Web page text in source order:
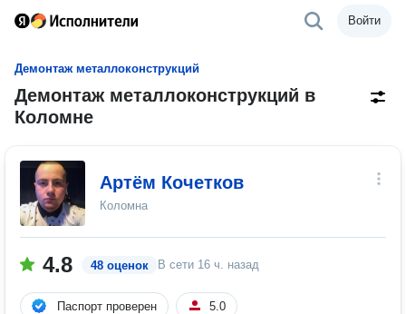
Войти
Демонтаж металлоконструкций
Демонтаж металлоконструкций в
Коломне
Артём Кочетков
Коломна
4.8 48 оценок В сети 16 ч. назад
Паспорт проверен 5.0